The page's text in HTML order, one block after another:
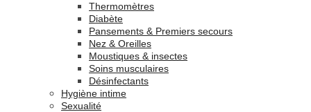
Thermomètres
Diabète
Pansements & Premiers secours
Nez & Oreilles
Moustiques & insectes
Soins musculaires
Désinfectants
Hygiène intime
Sexualité